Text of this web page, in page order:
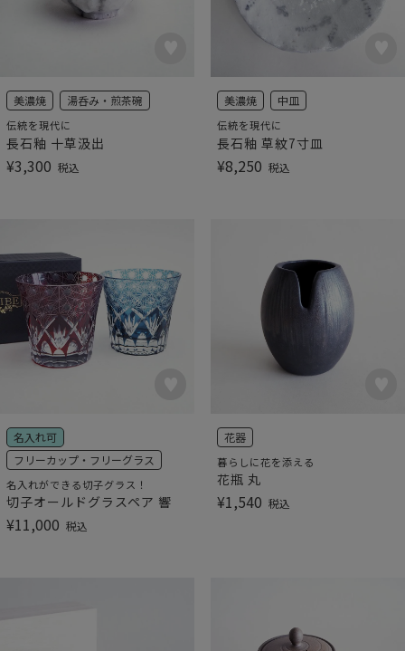
美濃焼 湯呑み・煎茶碗
伝統を現代に
長石釉 十草汲出
¥3,300 税込
美濃焼 中皿
伝統を現代に
長石釉 草紋7寸皿
¥8,250 税込
名入れ可
フリーカップ・フリーグラス
名入れができる切子グラス！
切子オールドグラスペア 響
¥11,000 税込
花器
暮らしに花を添える
花瓶 丸
¥1,540 税込